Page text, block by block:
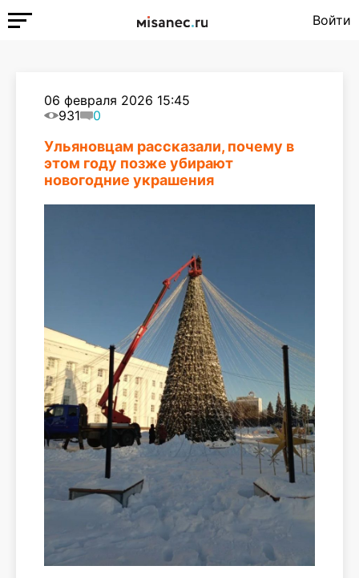
Войти
06 февраля 2026 15:45
931
0
Ульяновцам рассказали, почему в
этом году позже убирают
новогодние украшения